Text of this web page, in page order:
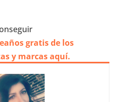
gratis de los
y marcas aquí.